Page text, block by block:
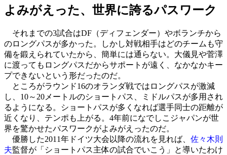
よみがえった、世界に誇るパスワーク
それまでの3試合はDF（ディフェンダー）やボランチから
のロングパスが多かった。しかし対戦相手はどのチームも守
備を鍛えられていたから、簡単には通らない。大儀見や菅澤
に渡ってもロングパスだからサポートが遠く、なかなかキー
プできないという形だったのだ。
ところがラウンド16のオランダ戦ではロングパスが激減
し、10～20メートルのショートパス、ミドルパスが多用され
るようになる。ショートパスが多くなれば選手同士の距離が
近くなり、テンポも上がる。4年前になでしこジャパンが世
界を驚かせたパスワークがよみがえったのだ。
優勝した2011年ドイツ大会以降の流れを見れば、 佐々木則
夫監督が「ショートパス主体の試合でいこう」と導いたわけ